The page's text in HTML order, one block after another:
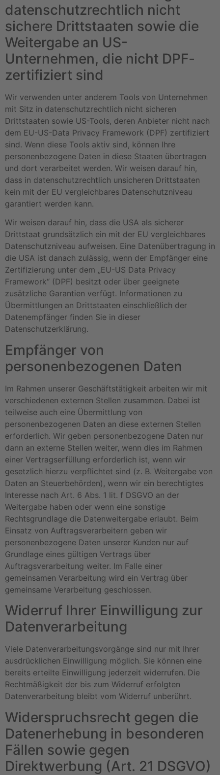
datenschutzrechtlich nicht
sichere Drittstaaten sowie die
Weitergabe an US-
Unternehmen, die nicht DPF-
zertifiziert sind
Wir verwenden unter anderem Tools von Unternehmen
mit Sitz in datenschutzrechtlich nicht sicheren
Drittstaaten sowie US-Tools, deren Anbieter nicht nach
dem EU-US-Data Privacy Framework (DPF) zertifiziert
sind. Wenn diese Tools aktiv sind, können Ihre
personenbezogene Daten in diese Staaten übertragen
und dort verarbeitet werden. Wir weisen darauf hin,
dass in datenschutzrechtlich unsicheren Drittstaaten
kein mit der EU vergleichbares Datenschutzniveau
garantiert werden kann.
Wir weisen darauf hin, dass die USA als sicherer
Drittstaat grundsätzlich ein mit der EU vergleichbares
Datenschutzniveau aufweisen. Eine Datenübertragung in
die USA ist danach zulässig, wenn der Empfänger eine
Zertifizierung unter dem „EU-US Data Privacy
Framework“ (DPF) besitzt oder über geeignete
zusätzliche Garantien verfügt. Informationen zu
Übermittlungen an Drittstaaten einschließlich der
Datenempfänger finden Sie in dieser
Datenschutzerklärung.
Empfänger von
personenbezogenen Daten
Im Rahmen unserer Geschäftstätigkeit arbeiten wir mit
verschiedenen externen Stellen zusammen. Dabei ist
teilweise auch eine Übermittlung von
personenbezogenen Daten an diese externen Stellen
erforderlich. Wir geben personenbezogene Daten nur
dann an externe Stellen weiter, wenn dies im Rahmen
einer Vertragserfüllung erforderlich ist, wenn wir
gesetzlich hierzu verpflichtet sind (z. B. Weitergabe von
Daten an Steuerbehörden), wenn wir ein berechtigtes
Interesse nach Art. 6 Abs. 1 lit. f DSGVO an der
Weitergabe haben oder wenn eine sonstige
Rechtsgrundlage die Datenweitergabe erlaubt. Beim
Einsatz von Auftragsverarbeitern geben wir
personenbezogene Daten unserer Kunden nur auf
Grundlage eines gültigen Vertrags über
Auftragsverarbeitung weiter. Im Falle einer
gemeinsamen Verarbeitung wird ein Vertrag über
gemeinsame Verarbeitung geschlossen.
Widerruf Ihrer Einwilligung zur
Datenverarbeitung
Viele Datenverarbeitungsvorgänge sind nur mit Ihrer
ausdrücklichen Einwilligung möglich. Sie können eine
bereits erteilte Einwilligung jederzeit widerrufen. Die
Rechtmäßigkeit der bis zum Widerruf erfolgten
Datenverarbeitung bleibt vom Widerruf unberührt.
Widerspruchsrecht gegen die
Datenerhebung in besonderen
Fällen sowie gegen
Direktwerbung (Art. 21 DSGVO)